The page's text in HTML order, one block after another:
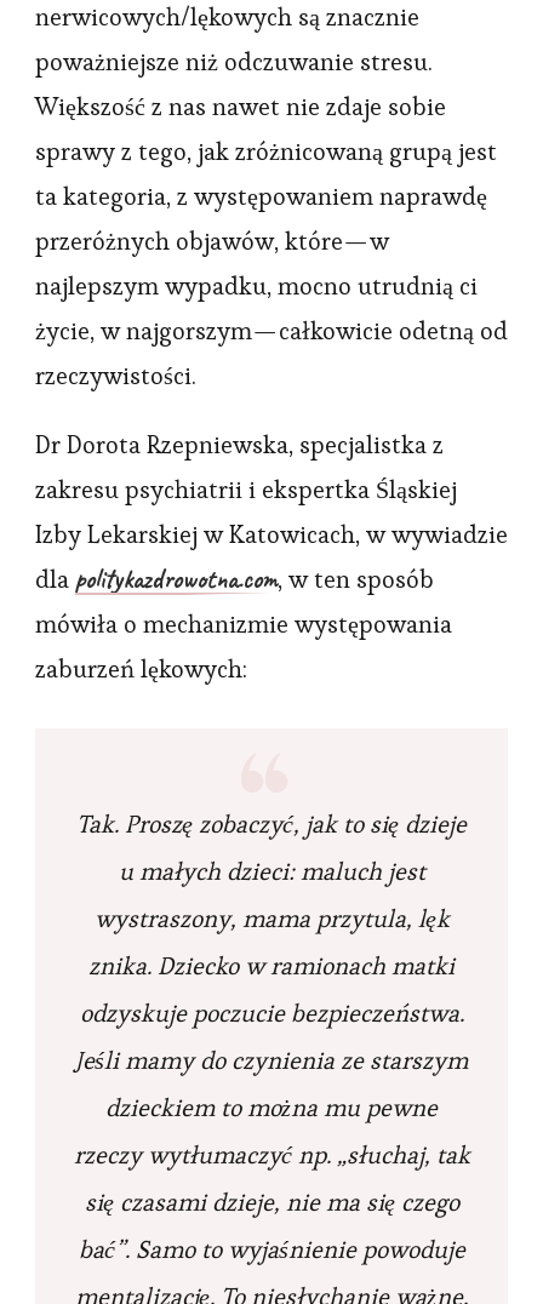
nerwicowych/lękowych są znacznie
poważniejsze niż odczuwanie stresu.
Większość z nas nawet nie zdaje sobie
sprawy z tego, jak zróżnicowaną grupą jest
ta kategoria, z występowaniem naprawdę
przeróżnych objawów, które — w
najlepszym wypadku, mocno utrudnią ci
życie, w najgorszym — całkowicie odetną od
rzeczywistości.
Dr Dorota Rzepniewska, specjalistka z
zakresu psychiatrii i ekspertka Śląskiej
Izby Lekarskiej w Katowicach, w wywiadzie
dlapolitykazdrowotna.com, w ten sposób
mówiła o mechanizmie występowania
zaburzeń lękowych:
Tak. Proszę zobaczyć, jak to się dzieje
u małych dzieci: maluch jest
wystraszony, mama przytula, lęk
znika. Dziecko w ramionach matki
odzyskuje poczucie bezpieczeństwa.
Jeśli mamy do czynienia ze starszym
dzieckiem to można mu pewne
rzeczy wytłumaczyć np. „słuchaj, tak
się czasami dzieje, nie ma się czego
bać”. Samo to wyjaśnienie powoduje
mentalizację. To niesłychanie ważne,